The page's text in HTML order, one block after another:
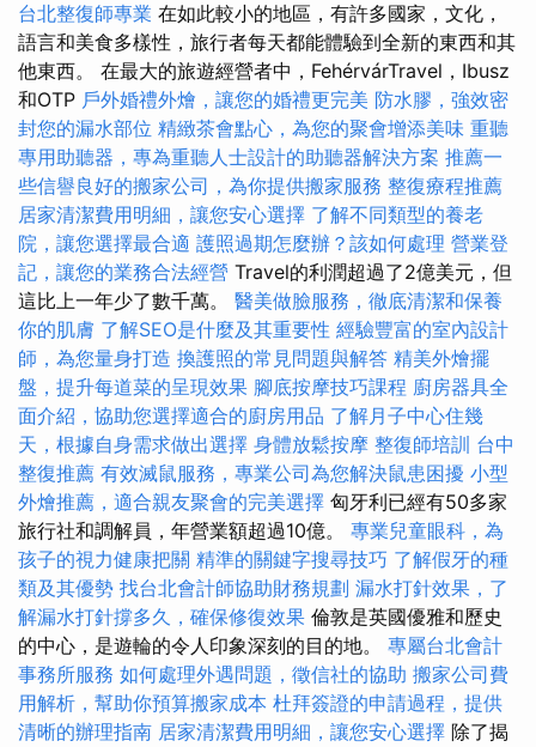
台北整復師專業 在如此較小的地區，有許多國家，文化，
語言和美食多樣性，旅行者每天都能體驗到全新的東西和其
他東西。 在最大的旅遊經營者中，FehérvárTravel，Ibusz
和OTP 戶外婚禮外燴，讓您的婚禮更完美 防水膠，強效密
封您的漏水部位 精緻茶會點心，為您的聚會增添美味 重聽
專用助聽器，專為重聽人士設計的助聽器解決方案 推薦一
些信譽良好的搬家公司，為你提供搬家服務 整復療程推薦
居家清潔費用明細，讓您安心選擇 了解不同類型的養老
院，讓您選擇最合適 護照過期怎麼辦？該如何處理 營業登
記，讓您的業務合法經營 Travel的利潤超過了2億美元，但
這比上一年少了數千萬。 醫美做臉服務，徹底清潔和保養
你的肌膚 了解SEO是什麼及其重要性 經驗豐富的室內設計
師，為您量身打造 換護照的常見問題與解答 精美外燴擺
盤，提升每道菜的呈現效果 腳底按摩技巧課程 廚房器具全
面介紹，協助您選擇適合的廚房用品 了解月子中心住幾
天，根據自身需求做出選擇 身體放鬆按摩 整復師培訓 台中
整復推薦 有效滅鼠服務，專業公司為您解決鼠患困擾 小型
外燴推薦，適合親友聚會的完美選擇 匈牙利已經有50多家
旅行社和調解員，年營業額超過10億。 專業兒童眼科，為
孩子的視力健康把關 精準的關鍵字搜尋技巧 了解假牙的種
類及其優勢 找台北會計師協助財務規劃 漏水打針效果，了
解漏水打針撐多久，確保修復效果 倫敦是英國優雅和歷史
的中心，是遊輪的令人印象深刻的目的地。 專屬台北會計
事務所服務 如何處理外遇問題，徵信社的協助 搬家公司費
用解析，幫助你預算搬家成本 杜拜簽證的申請過程，提供
清晰的辦理指南 居家清潔費用明細，讓您安心選擇 除了揭